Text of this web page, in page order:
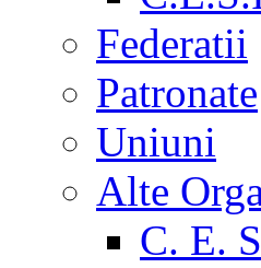
Federatii
Patronate
Uniuni
Alte
C. E.